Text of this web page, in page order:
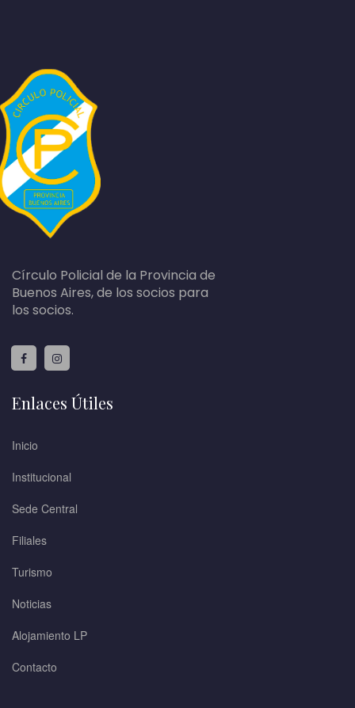
Círculo Policial de la Provincia de
Buenos Aires, de los socios para
los socios.
Enlaces Útiles
Inicio
Institucional
Sede Central
Filiales
Turismo
Noticias
Alojamiento LP
Contacto